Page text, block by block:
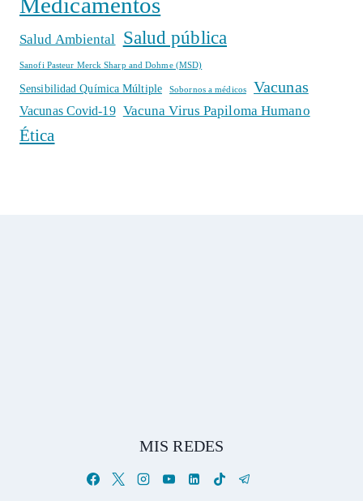
Salud Ambiental Salud pública
Sanofi Pasteur Merck Sharp and Dohme (MSD)
Sensibilidad Química Múltiple Sobornos a médicos Vacunas
Vacunas Covid-19 Vacuna Virus Papiloma Humano
Ética
MIS REDES